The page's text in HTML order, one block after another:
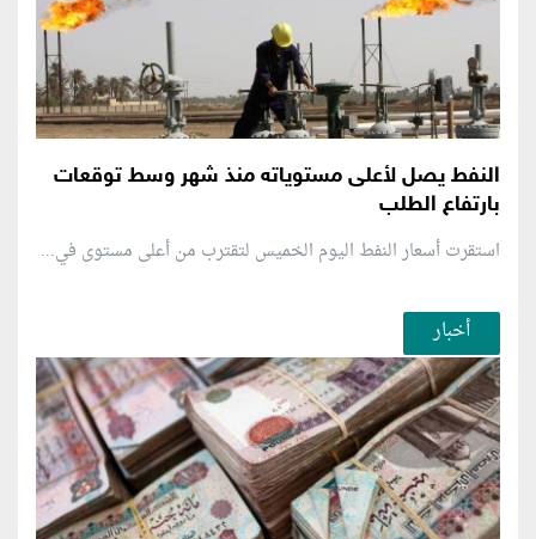
النفط يصل لأعلى مستوياته منذ شهر وسط توقعات
بارتفاع الطلب
استقرت أسعار النفط اليوم الخميس لتقترب من أعلى مستوى في...
أخبار